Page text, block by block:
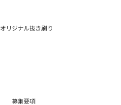
オリジナル抜き刷り
募集要項